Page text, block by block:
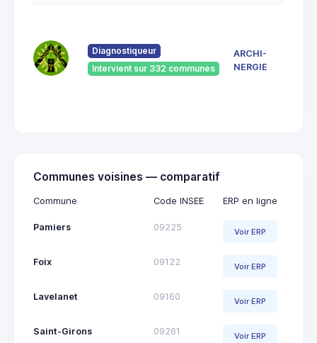
Diagnostiqueur
Intervient sur 332 communes
ARCHI-
NERGIE
Communes voisines — comparatif
Commune Code INSEE ERP en ligne
Pamiers 09225 Voir ERP
Foix 09122 Voir ERP
Lavelanet 09160 Voir ERP
Saint-Girons 09261 Voir ERP